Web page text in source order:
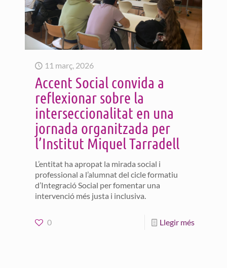
11 març, 2026
Accent Social convida a
reflexionar sobre la
interseccionalitat en una
jornada organitzada per
l’Institut Miquel Tarradell
L’entitat ha apropat la mirada social i
professional a l’alumnat del cicle formatiu
d’Integració Social per fomentar una
intervenció més justa i inclusiva.
0 Llegir més